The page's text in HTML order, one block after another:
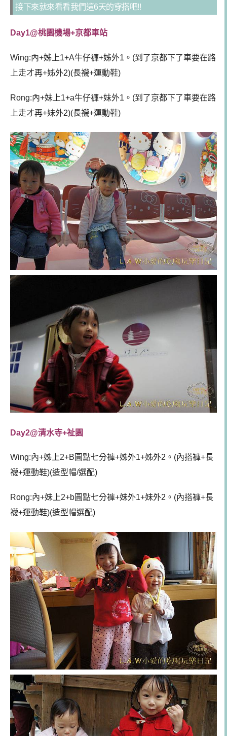
接下來就來看看我們這6天的穿搭吧!!
Day1@桃園機場+京都車站
Wing:內+姊上1+A牛仔褲+姊外1。(到了京都下了車要在路
上走才再+姊外2)(長襪+運動鞋)
Rong:內+妹上1+a牛仔褲+妹外1。(到了京都下了車要在路
上走才再+妹外2)(長襪+運動鞋)
Day2@清水寺+祉園
Wing:內+姊上2+B圓點七分褲+姊外1+姊外2。(內搭褲+長
襪+運動鞋)(造型帽/選配)
Rong:內+妹上2+b圓點七分褲+妹外1+妹外2。(內搭褲+長
襪+運動鞋)(造型帽選配)